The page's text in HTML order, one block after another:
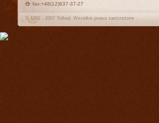
fax:+48(12)637-37-27
© 1992 - 2007 Tolbad. Wszelkie prawa zastrzeżone